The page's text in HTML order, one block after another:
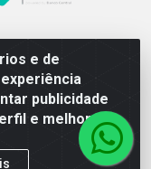
e de
publicidade
e melhorar a
- Quadra Qi
DF - CEP
0001-40